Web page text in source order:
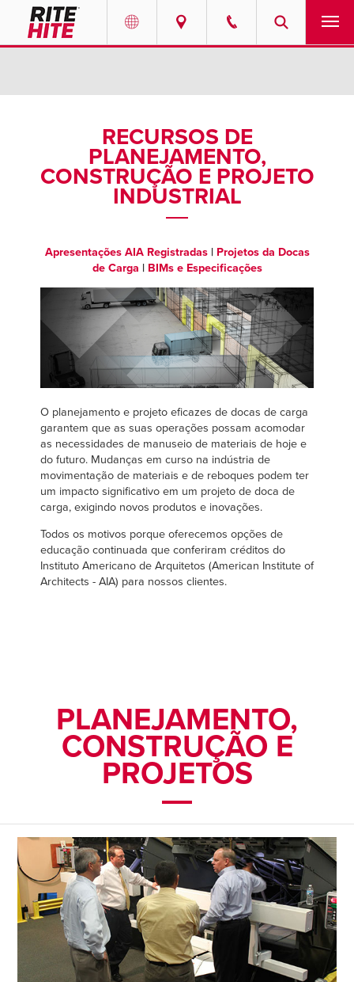
Español
Deutsch
Français
Italiano
Dutch
ASIA PACIFIC
English
中文
SOLUÇÕES
SOBRE NÓS
CENTRO DE RECURSOS
CARREIRAS
ENCONTRAR UM REPRESENTANTE
RECURSOS DE
PLANEJAMENTO,
CONSTRUÇÃO E PROJETO
INDUSTRIAL
Apresentações AIA Registradas| Projetos da Docas
de Carga | BIMs e Especificações
O planejamento e projeto eficazes de docas de carga
garantem que as suas operações possam acomodar
as necessidades de manuseio de materiais de hoje e
do futuro. Mudanças em curso na indústria de
movimentação de materiais e de reboques podem ter
um impacto significativo em um projeto de doca de
carga, exigindo novos produtos e inovações.
Todos os motivos porque oferecemos opções de
educação continuada que conferiram créditos do
Instituto Americano de Arquitetos (American Institute of
Architects - AIA) para nossos clientes.
PLANEJAMENTO,
CONSTRUÇÃO E
PROJETOS